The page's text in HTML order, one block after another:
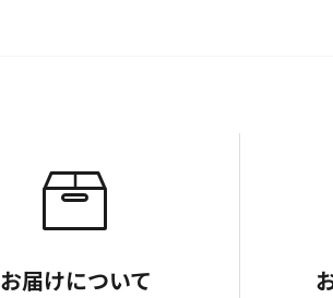
お届けについて